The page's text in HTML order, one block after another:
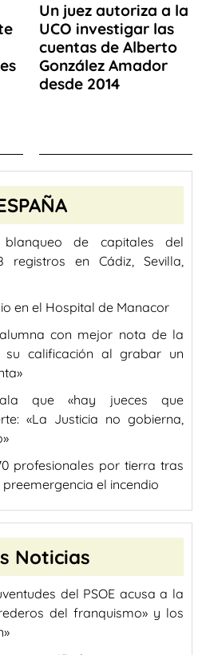
Un juez autoriza a la
UCO investigar las
cuentas de Alberto
González Amador
desde 2014
de capitales del
registros en Cádiz, Sevilla,
en el Hospital de Manacor
con mejor nota de la
su calificación al grabar un
que «hay jueces que
«La Justicia no gobierna,
profesionales por tierra tras
el incendio
Noticias
del PSOE acusa a la
del franquismo» y los